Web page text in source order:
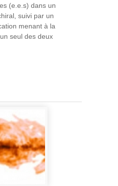
(e.e.s) dans un
suivi par un
menant à la
seul des deux
MICMOC: À
MOLÉCULES DU
SUR TERRE ?